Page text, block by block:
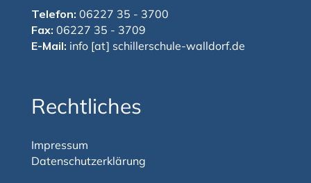
Telefon: 06227 35 - 3700
Fax: 06227 35 - 3709
E-Mail: info [at] schillerschule-walldorf.de
Rechtliches
Impressum
Datenschutzerklärung